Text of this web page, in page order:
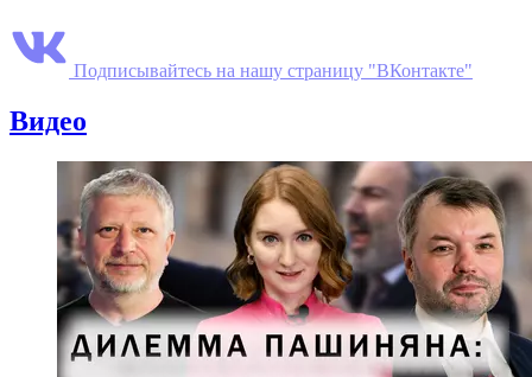
Подписывайтесь на нашу страницу "ВКонтакте"
Видео